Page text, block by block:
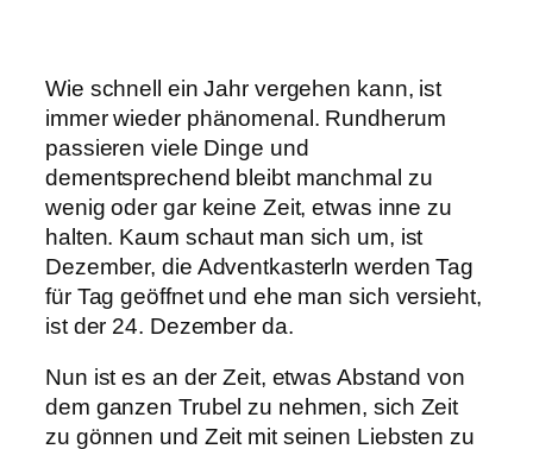
Wie schnell ein Jahr vergehen kann, ist
immer wieder phänomenal. Rundherum
passieren viele Dinge und
dementsprechend bleibt manchmal zu
wenig oder gar keine Zeit, etwas inne zu
halten. Kaum schaut man sich um, ist
Dezember, die Adventkasterln werden Tag
für Tag geöffnet und ehe man sich versieht,
ist der 24. Dezember da.
Nun ist es an der Zeit, etwas Abstand von
dem ganzen Trubel zu nehmen, sich Zeit
zu gönnen und Zeit mit seinen Liebsten zu